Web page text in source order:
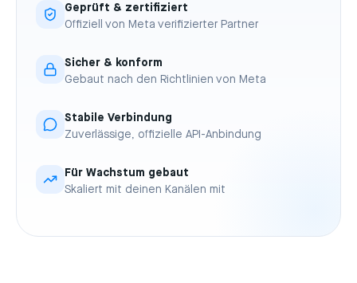
Geprüft & zertifiziert
Offiziell von Meta verifizierter Partner
Sicher & konform
Gebaut nach den Richtlinien von Meta
Stabile Verbindung
Zuverlässige, offizielle API-Anbindung
Für Wachstum gebaut
Skaliert mit deinen Kanälen mit